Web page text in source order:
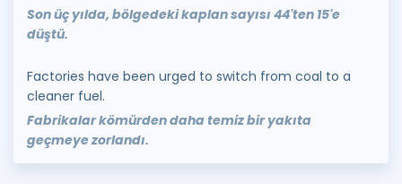
Son üç yılda, bölgedeki kaplan sayısı 44'ten 15'e
düştü.
Factories have been urged to switch from coal to a
cleaner fuel.
Fabrikalar kömürden daha temiz bir yakıta
geçmeye zorlandı.